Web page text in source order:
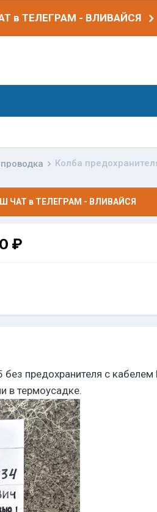
в ТЕЛЕГРАМ - ВЛИВАЙСЯ
Колба
ЧАТ в ТЕЛЕГРАМ - ВЛИВАЙСЯ
₽
без предохранителя с
в термоусадке.